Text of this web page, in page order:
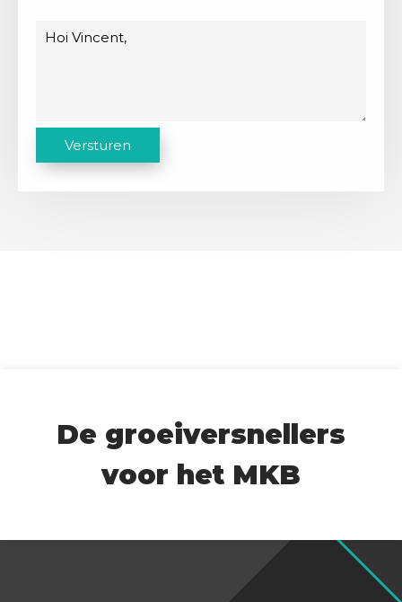
A
Versturen
De groeiversnellers
voor het MKB